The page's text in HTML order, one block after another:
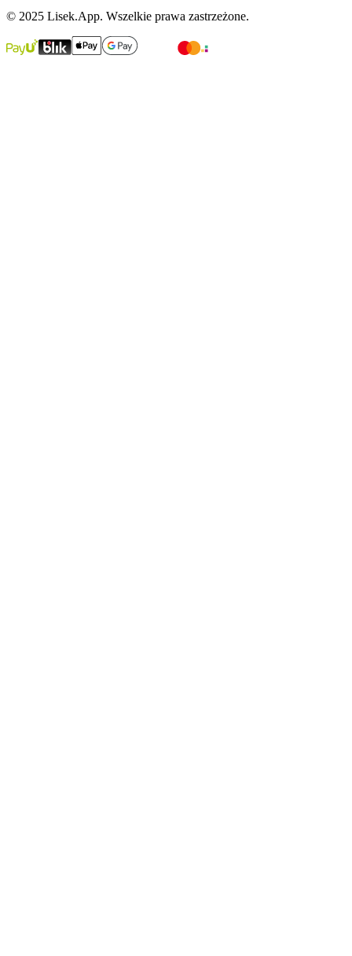
© 2025 Lisek.App. Wszelkie prawa zastrzeżone.